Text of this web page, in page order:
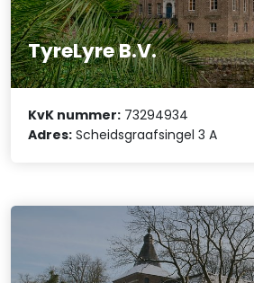
TyreLyre B.V.
KvK nummer: 73294934
Adres: Scheidsgraafsingel 3 A